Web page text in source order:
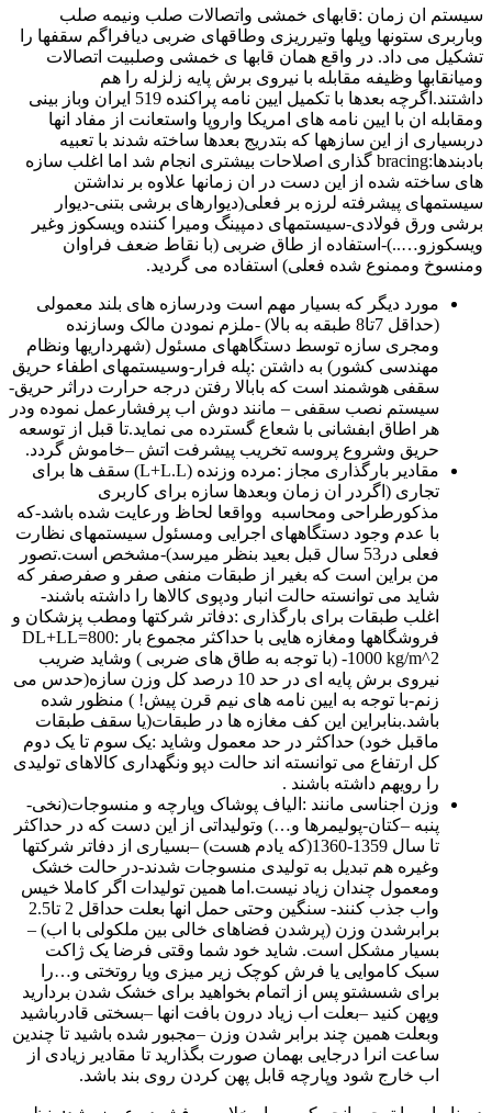
سیستم ان زمان :قابهای خمشی واتصالات صلب ونیمه صلب
وباربری ستونها وپلها وتیرریزی وطاقهای ضربی دیافراگم سقفها را
تشکیل می داد. در واقع همان قابها ی خمشی وصلبیت اتصالات
ومیانقابها وظیفه مقابله با نیروی برش پایه زلزله را هم
داشتند.اگرچه بعدها با تکمیل ایین نامه پراکنده 519 ایران وباز بینی
ومقابله ان با ایین نامه های امریکا واروپا واستعانت از مفاد انها
دربسیاری از این سازهها که بتدریج بعدها ساخته شدند با تعبیه
بادبندها:bracing گذاری اصلاحات بیشتری انجام شد اما اغلب سازه
های ساخته شده از این دست در ان زمانها علاوه بر نداشتن
سیستمهای پیشرفته لرزه بر فعلی(دیوارهای برشی بتنی-دیوار
برشی ورق فولادی-سیستمهای دمپینگ ومیرا کننده ویسکوز وغیر
ویسکوزو…..)-استفاده از طاق ضربی (با نقاط ضعف فراوان
ومنسوخ وممنوع شده فعلی) استفاده می گردید.
مورد دیگر که بسیار مهم است ودرسازه های بلند معمولی
(حداقل 7تا8 طبقه به بالا) -ملزم نمودن مالک وسازنده
ومجری سازه توسط دستگاههای مسئول (شهرداریها ونظام
مهندسی کشور) به داشتن :پله فرار-وسیستمهای اطفاء حریق
سقفی هوشمند است که بابالا رفتن درجه حرارت دراثر حریق-
سیستم نصب سقفی – مانند دوش اب پرفشارعمل نموده ودر
هر اطاق ابفشانی با شعاع گسترده می نماید.تا قبل از توسعه
حریق وشروع پروسه تخریب پیشرفت اتش –خاموش گردد.
مقادیر بارگذاری مجاز :مرده وزنده (L+L.L) سقف ها برای
تجاری (اگردر ان زمان وبعدها سازه برای کاربری
مذکورطراحی ومحاسبه وواقعا لحاظ ورعایت شده باشد-که
با عدم وجود دستگاههای اجرایی ومسئول سیستمهای نظارت
فعلی در53 سال قبل بعید بنظر میرسد)-مشخص است.تصور
من براین است که بغیر از طبقات منفی صفر و صفرصفر که
شاید می توانسته حالت انبار ودپوی کالاها را داشته باشند-
اغلب طبقات برای بارگذاری :دفاتر شرکتها ومطب پزشکان و
فروشگاهها ومغازه هایی با حداکثر مجموع بار :DL+LL=800
-1000 kg/m^2 (با توجه به طاق های ضربی ) وشاید ضریب
نیروی برش پایه ای در حد 10 درصد کل وزن سازه(حدس می
زنم-با توجه به ایین نامه های نیم قرن پیش! ) منظور شده
باشد.بنابراین این کف مغازه ها در طبقات(یا سقف طبقات
ماقبل خود) حداکثر در حد معمول وشاید :یک سوم تا یک دوم
کل ارتفاع می توانسته اند حالت دپو ونگهداری کالاهای تولیدی
را رویهم داشته باشند .
وزن اجناسی مانند :الیاف پوشاک وپارچه و منسوجات(نخی-
پنبه –کتان-پولیمرها و…) وتولیداتی از این دست که در حداکثر
تا سال 1359-1360(که یادم هست) –بسیاری از دفاتر شرکتها
وغیره هم تبدیل به تولیدی منسوجات شدند-در حالت خشک
ومعمول چندان زیاد نیست.اما همین تولیدات اگر کاملا خیس
واب جذب کنند- سنگین وحتی حمل انها بعلت حداقل 2 تا2.5
برابرشدن وزن (پرشدن فضاهای خالی بین ملکولی با اب) –
بسیار مشکل است. شاید خود شما وقتی فرضا یک ژاکت
سبک کاموایی یا فرش کوچک زیر میزی ویا روتختی و…را
برای شسشتو پس از اتمام بخواهید برای خشک شدن بردارید
وپهن کنید –بعلت اب زیاد درون بافت انها –بسختی قادرباشید
وبعلت همین چند برابر شدن وزن –مجبور شده باشید تا چندین
ساعت انرا درجایی بهمان صورت بگذارید تا مقادیر زیادی از
اب خارج شود وپارچه قابل پهن کردن روی بند باشد.